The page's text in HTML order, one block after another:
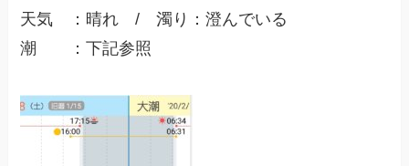
天気 ：晴れ / 濁り：澄んでいる
潮 ：下記参照